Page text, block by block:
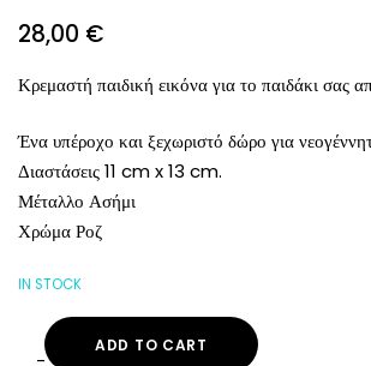
28,00 €
Κρεμαστή παιδική εικόνα για το παιδάκι σας
Ένα υπέροχο και ξεχωριστό δώρο για
Διαστάσεις 11 cm x 13 cm.
Μέταλλο Ασήμι
Χρώμα Ροζ
IN STOCK
ADD TO CART